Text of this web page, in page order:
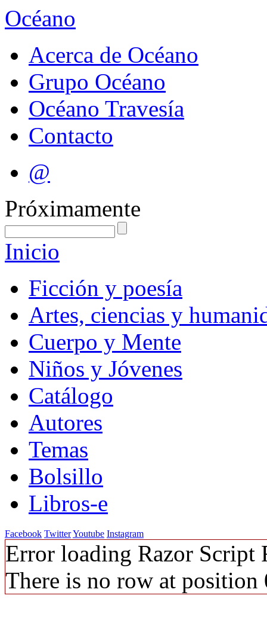
Océano
Acerca de Océano
Grupo Océano
Océano Travesía
Contacto
@
Próximamente
Inicio
Ficción y poesía
Artes, ciencias y
Cuerpo y Mente
Niños y Jóvenes
Catálogo
Autores
Temas
Bolsillo
Libros-e
Facebook TwitterYoutube Instagram
Error loading Razor Script
There is no row at position